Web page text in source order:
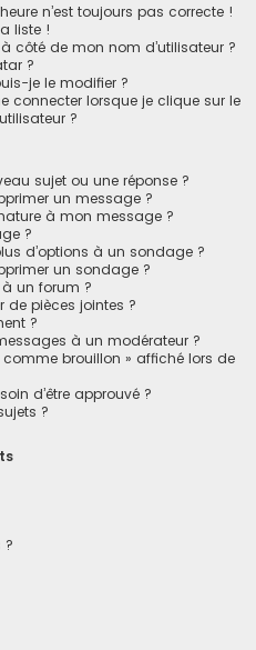
n’est toujours pas correcte !
liste !
côté de mon nom d’utilisateur ?
?
je le modifier ?
connecter lorsque je clique sur le
?
sujet ou une réponse ?
un message ?
à mon message ?
?
d’options à un sondage ?
un sondage ?
un forum ?
de pièces jointes ?
?
à un modérateur ?
comme brouillon » affiché lors de
d’être approuvé ?
?
?